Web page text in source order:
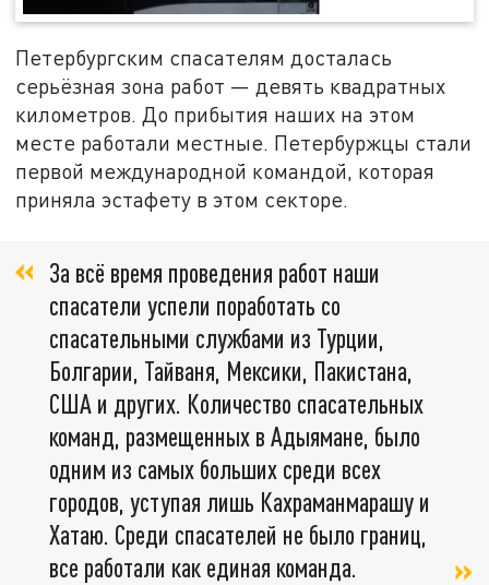
Петербургским спасателям досталась
серьёзная зона работ — девять квадратных
километров. До прибытия наших на этом
месте работали местные. Петербуржцы стали
первой международной командой, которая
приняла эстафету в этом секторе.
За всё время проведения работ наши
спасатели успели поработать со
спасательными службами из Турции,
Болгарии, Тайваня, Мексики, Пакистана,
США и других. Количество спасательных
команд, размещенных в Адыямане, было
одним из самых больших среди всех
городов, уступая лишь Кахраманмарашу и
Хатаю. Среди спасателей не было границ,
все работали как единая команда.